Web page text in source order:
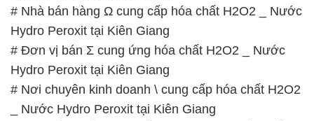
# Nhà bán hàng Ω cung cấp hóa chất H2O2 _ Nước
Hydro Peroxit tại Kiên Giang
# Đơn vị bán Σ cung ứng hóa chất H2O2 _ Nước
Hydro Peroxit tại Kiên Giang
# Nơi chuyên kinh doanh \ cung cấp hóa chất H2O2
_ Nước Hydro Peroxit tại Kiên Giang